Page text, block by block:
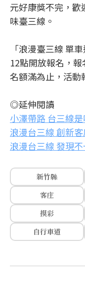
元好康獎不完，
味臺三線。
「浪漫臺三線 單
12點開放報名，
名額滿為止，活動
◎延伸閱讀
小澤帶路 台三線是
浪漫台三線 創新
浪漫台三線 發現
新竹縣
客庄
摸彩
自行車道